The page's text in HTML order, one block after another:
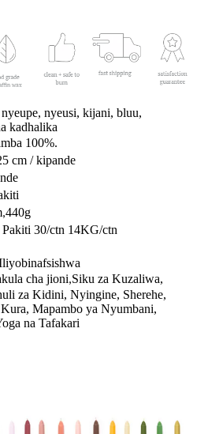
nyeusi, kijani, bluu,
kadhalika
100%.
cm / kipande
,440g
Pakiti 30/ctn 14KG/ctn
cha jioni,Siku za Kuzaliwa,
za Kidini, Nyingine, Sherehe,
Mapambo ya Nyumbani,
na Tafakari